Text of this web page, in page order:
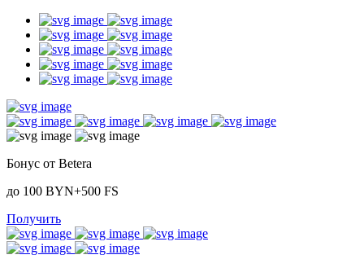
Бонус от Betera
до 100 BYN+500 FS
Получить